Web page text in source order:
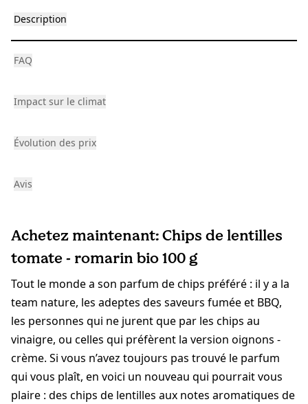
Description
FAQ
Impact sur le climat
Évolution des prix
Avis
Achetez maintenant: Chips de lentilles
tomate - romarin bio 100 g
Tout le monde a son parfum de chips préféré : il y a la
team nature, les adeptes des saveurs fumée et BBQ,
les personnes qui ne jurent que par les chips au
vinaigre, ou celles qui préfèrent la version oignons -
crème. Si vous n’avez toujours pas trouvé le parfum
qui vous plaît, en voici un nouveau qui pourrait vous
plaire : des chips de lentilles aux notes aromatiques de